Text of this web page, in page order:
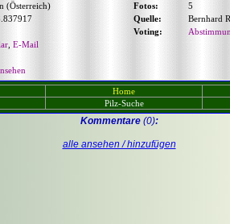
(Österreich)
E-Mail
Fotos:
5
Quelle:
Bernhard
Voting:
Home
Pilz-Suche
Kommentare(0):
alle ansehen / hinzufügen